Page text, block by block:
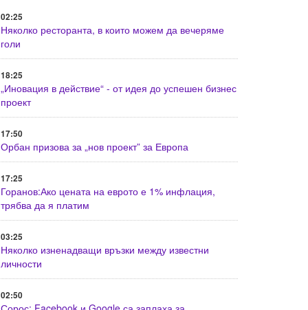
02:25
Няколко ресторанта, в които можем да вечеряме
голи
18:25
„Иновация в действие“ - от идея до успешен бизнес
проект
17:50
Орбан призова за „нов проект” за Европа
17:25
Горанов:Ако цената на еврото е 1% инфлация,
трябва да я платим
03:25
Няколко изненадващи връзки между известни
личности
02:50